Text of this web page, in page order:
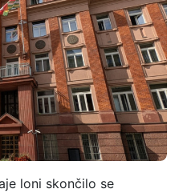
loni skončilo se